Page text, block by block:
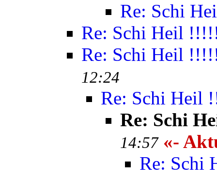
Re: Schi
Re: Schi Heil
Re: Schi Heil
12:24
Re: Schi Heil
Re: Schi
14:57«-
Re: Schi